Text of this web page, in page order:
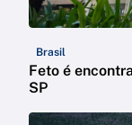
Brasil
Feto é
SP